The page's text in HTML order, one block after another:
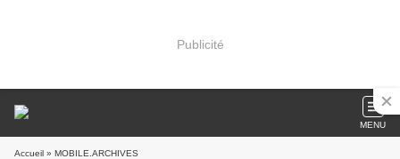
Publicité
MENU
Accueil » MOBILE.ARCHIVES